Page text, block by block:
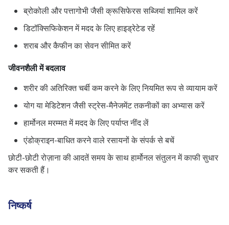
ब्रोकोली और पत्तागोभी जैसी क्रूसिफेरस सब्जियां शामिल करें
डिटॉक्सिफिकेशन में मदद के लिए हाइड्रेटेड रहें
शराब और कैफीन का सेवन सीमित करें
जीवनशैली में बदलाव
शरीर की अतिरिक्त चर्बी कम करने के लिए नियमित रूप से व्यायाम करें
योग या मेडिटेशन जैसी स्ट्रेस-मैनेजमेंट तकनीकों का अभ्यास करें
हार्मोनल मरम्मत में मदद के लिए पर्याप्त नींद लें
एंडोक्राइन-बाधित करने वाले रसायनों के संपर्क से बचें
छोटी-छोटी रोज़ाना की आदतें समय के साथ हार्मोनल संतुलन में काफी सुधार
कर सकती हैं।
निष्कर्ष